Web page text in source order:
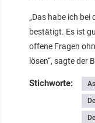
„Das habe ich
bestätigt. Es ist
offene Fragen
lösen“, sagte der
Stichworte: